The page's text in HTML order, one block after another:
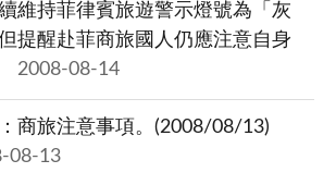
維持菲律賓旅遊警示燈號為「灰
提醒赴菲商旅國人仍應注意自身
2008-08-14
商旅注意事項。(2008/08/13)
08-13